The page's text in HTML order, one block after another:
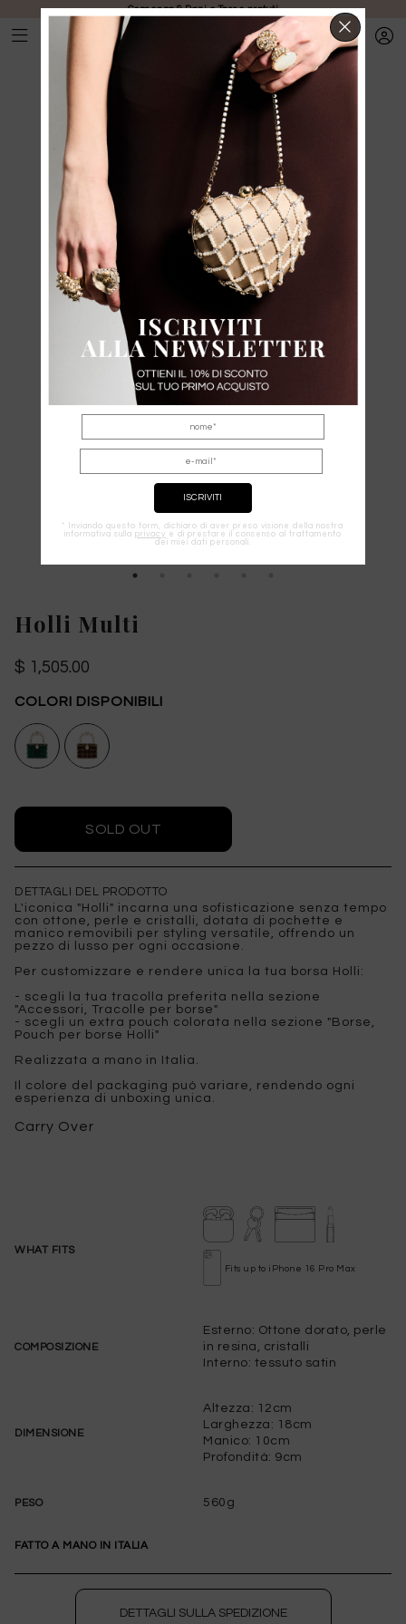
Consegna & Dazi e Tasse gratuti
Holli Multi
$ 1,505.00
COLORI DISPONIBILI
DETTAGLI DEL PRODOTTO
L'iconica "Holli" incarna una sofisticazione senza tempo
con ottone, perle e cristalli, dotata di pochette e
manico removibili per styling versatile, offrendo un
pezzo di lusso per ogni occasione.
Per customizzare e rendere unica la tua borsa Holli:
- scegli la tua tracolla preferita nella sezione
"Accessori, Tracolle per borse"
- scegli un extra pouch colorata nella sezione "Borse,
Pouch per borse Holli"
Realizzata a mano in Italia.
Il colore del packaging può variare, rendendo ogni
esperienza di unboxing unica.
Carry Over
WHAT FITS
Fits up to iPhone 16 Pro Max
COMPOSIZIONE
Esterno: Ottone dorato, perle
in resina, cristalli
Interno: tessuto satin
DIMENSIONE
Altezza: 12cm
Larghezza: 18cm
Manico: 10cm
Profondità: 9cm
PESO 560g
FATTO A MANO IN ITALIA
DETTAGLI SULLA SPEDIZIONE
AVVISAMI SE DOVESSE TORNARE
personale, effettua illoginoppureregistrati
* Inviando questo form, dichiaro di aver preso visione della nostra
informativa sulla privacy e di prestare il consenso al trattamento
dei miei dati personali.